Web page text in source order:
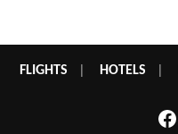
FLIGHTS HOTELS